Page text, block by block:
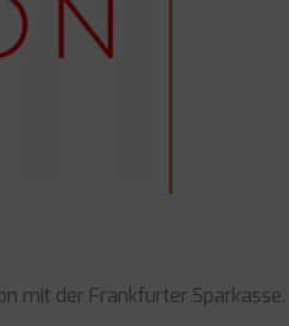
mit der Frankfurter Sparkasse.